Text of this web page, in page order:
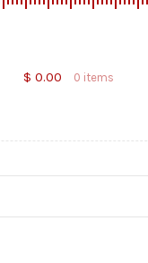
$ 0.00 0 items